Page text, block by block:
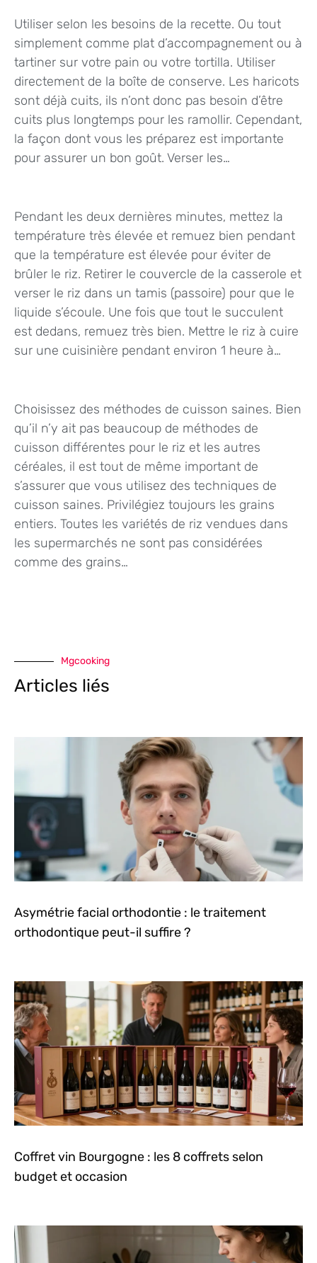
Utiliser selon les besoins de la recette. Ou tout
simplement comme plat d’accompagnement ou à
tartiner sur votre pain ou votre tortilla. Utiliser
directement de la boîte de conserve. Les haricots
sont déjà cuits, ils n’ont donc pas besoin d’être
cuits plus longtemps pour les ramollir. Cependant,
la façon dont vous les préparez est importante
pour assurer un bon goût. Verser les…
Pendant les deux dernières minutes, mettez la
température très élevée et remuez bien pendant
que la température est élevée pour éviter de
brûler le riz. Retirer le couvercle de la casserole et
verser le riz dans un tamis (passoire) pour que le
liquide s’écoule. Une fois que tout le succulent
est dedans, remuez très bien. Mettre le riz à cuire
sur une cuisinière pendant environ 1 heure à…
Choisissez des méthodes de cuisson saines. Bien
qu’il n’y ait pas beaucoup de méthodes de
cuisson différentes pour le riz et les autres
céréales, il est tout de même important de
s’assurer que vous utilisez des techniques de
cuisson saines. Privilégiez toujours les grains
entiers. Toutes les variétés de riz vendues dans
les supermarchés ne sont pas considérées
comme des grains…
Mgcooking
Articles liés
Asymétrie facial orthodontie : le traitement
orthodontique peut-il suffire ?
Coffret vin Bourgogne : les 8 coffrets selon
budget et occasion